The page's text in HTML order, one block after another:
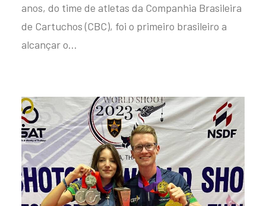
anos, do time de atletas da Companhia Brasileira
de Cartuchos (CBC), foi o primeiro brasileiro a
alcançar o…